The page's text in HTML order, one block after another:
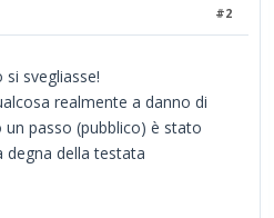
#2
si svegliasse!
realmente a danno di
passo (pubblico) è stato
della testata